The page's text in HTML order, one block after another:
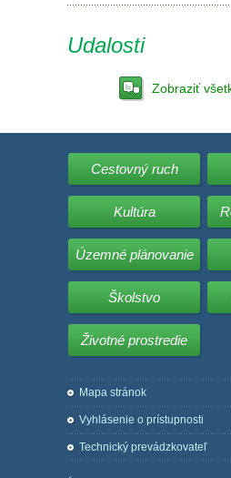
Udalosti
Zobraziť
Cestovný ruch
Kultúra
Územné plánovanie
Školstvo
Životné prostredie
Mapa stránok
Vyhlásenie o prístupnosti
Technický prevádzkovateľ